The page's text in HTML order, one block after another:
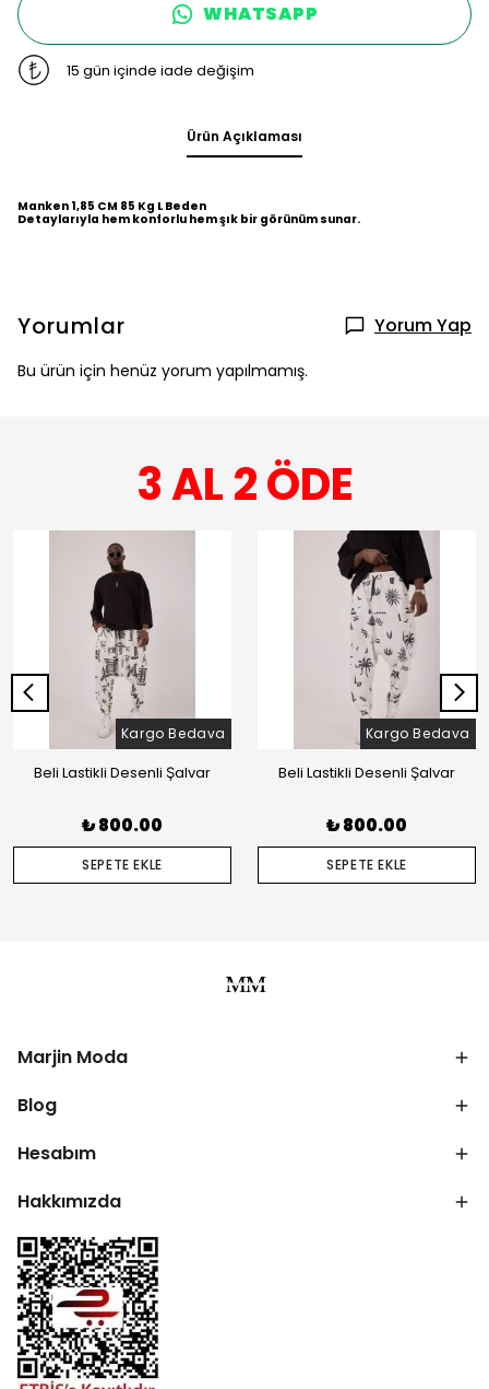
WHATSAPP
15 gün içinde iade değişim
Ürün Açıklaması
Manken 1,85 CM 85 Kg L Beden
Detaylarıyla hem konforlu hem şık bir görünüm sunar.
Yorumlar Yorum Yap
Bu ürün için henüz yorum yapılmamış.
3 AL 2 ÖDE
Kargo Bedava
Beli Lastikli Desenli Şalvar
₺ 800.00
SEPETE EKLE
Kargo Bedava
Beli Lastikli Desenli Şalvar
₺ 800.00
SEPETE EKLE
Marjin Moda
Blog
Hesabım
Hakkımızda